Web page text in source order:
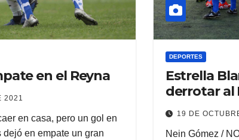
en el Reyna
2021
en casa, pero un gol en
dejó en empate un gran
DEPORTES
Estrella
derrotar al
19 DE
Nein Gómez /